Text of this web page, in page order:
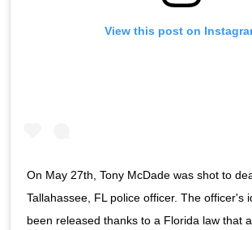
View this post on
On May 27th, Tony McDade was shot to
Tallahassee, FL police officer. The officer's
been released thanks to a Florida law that